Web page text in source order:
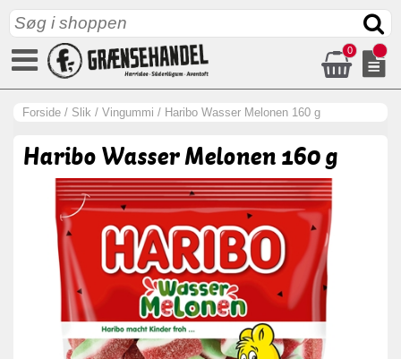
0
Forside / Slik / Vingummi / Haribo Wasser Melonen 160 g
Haribo Wasser Melonen 160 g